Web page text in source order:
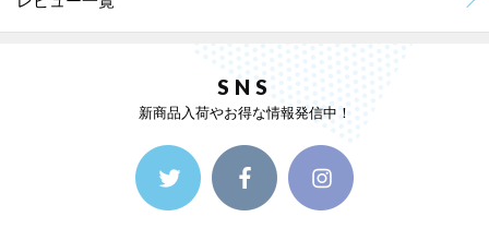
SNS
新商品入荷やお得な情報発信中！